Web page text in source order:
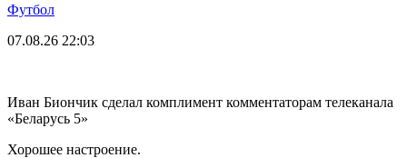
Футбол
07.08.26 22:03
Иван Биончик сделал комплимент комментаторам телеканала
«Беларусь 5»
Хорошее настроение.